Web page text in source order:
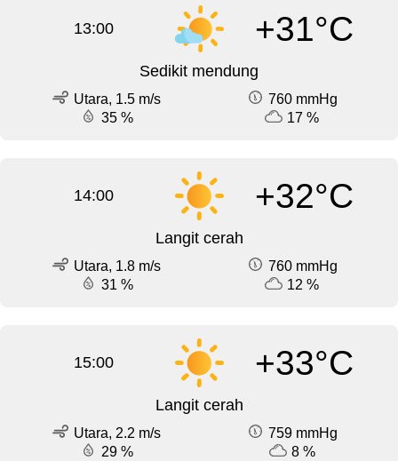
13:00 +31°C
Sedikit mendung
Utara, 1.5 m/s
760 mmHg
35 %
17 %
14:00 +32°C
Langit cerah
Utara, 1.8 m/s
760 mmHg
31 %
12 %
15:00 +33°C
Langit cerah
Utara, 2.2 m/s
759 mmHg
29 %
8 %